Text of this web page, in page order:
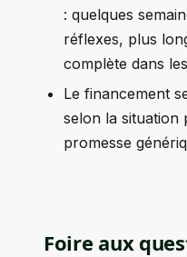
: quelques
réflexes, plus
complète dans
Le financement
selon la situation
promesse
Foire aux